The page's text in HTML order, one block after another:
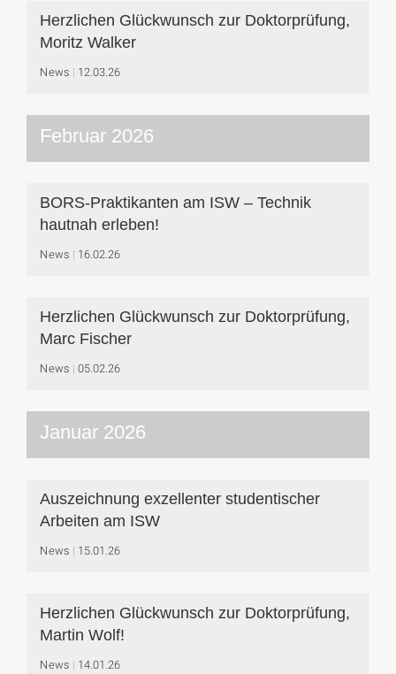
Herzlichen Glückwunsch zur Doktorprüfung,
Moritz Walker
News 12.03.26
Februar 2026
BORS-Praktikanten am ISW – Technik
hautnah erleben!
News 16.02.26
Herzlichen Glückwunsch zur Doktorprüfung,
Marc Fischer
News 05.02.26
Januar 2026
Auszeichnung exzellenter studentischer
Arbeiten am ISW
News 15.01.26
Herzlichen Glückwunsch zur Doktorprüfung,
Martin Wolf!
News 14.01.26